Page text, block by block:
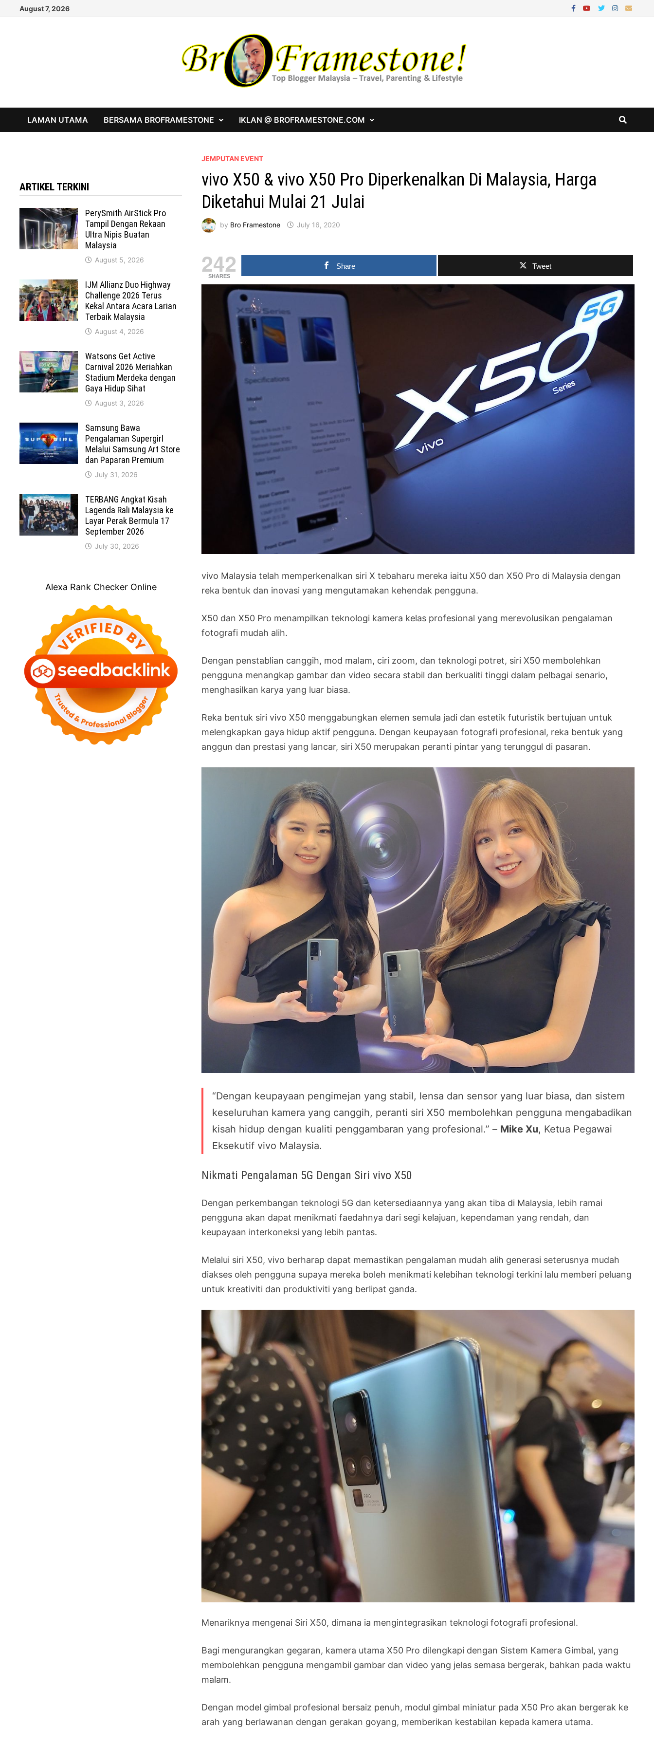
August 7, 2026
LAMAN UTAMA BERSAMA BROFRAMESTONE IKLAN @ BROFRAMESTONE.COM
JEMPUTAN EVENT
vivo X50 & vivo X50 Pro Diperkenalkan Di Malaysia, Harga
Diketahui Mulai 21 Julai
by Bro Framestone July 16, 2020
242
SHARES
Share Tweet
vivo Malaysia telah memperkenalkan siri X tebaharu mereka iaitu X50 dan X50 Pro di Malaysia dengan
reka bentuk dan inovasi yang mengutamakan kehendak pengguna.
X50 dan X50 Pro menampilkan teknologi kamera kelas profesional yang merevolusikan pengalaman
fotografi mudah alih.
Dengan penstablian canggih, mod malam, ciri zoom, dan teknologi potret, siri X50 membolehkan
pengguna menangkap gambar dan video secara stabil dan berkualiti tinggi dalam pelbagai senario,
menghasilkan karya yang luar biasa.
Reka bentuk siri vivo X50 menggabungkan elemen semula jadi dan estetik futuristik bertujuan untuk
melengkapkan gaya hidup aktif pengguna. Dengan keupayaan fotografi profesional, reka bentuk yang
anggun dan prestasi yang lancar, siri X50 merupakan peranti pintar yang terunggul di pasaran.
“Dengan keupayaan pengimejan yang stabil, lensa dan sensor yang luar biasa, dan sistem
keseluruhan kamera yang canggih, peranti siri X50 membolehkan pengguna mengabadikan
kisah hidup dengan kualiti penggambaran yang profesional.” – Mike Xu, Ketua Pegawai
Eksekutif vivo Malaysia.
Nikmati Pengalaman 5G Dengan Siri vivo X50
Dengan perkembangan teknologi 5G dan ketersediaannya yang akan tiba di Malaysia, lebih ramai
pengguna akan dapat menikmati faedahnya dari segi kelajuan, kependaman yang rendah, dan
keupayaan interkoneksi yang lebih pantas.
Melalui siri X50, vivo berharap dapat memastikan pengalaman mudah alih generasi seterusnya mudah
diakses oleh pengguna supaya mereka boleh menikmati kelebihan teknologi terkini lalu memberi peluang
untuk kreativiti dan produktiviti yang berlipat ganda.
Menariknya mengenai Siri X50, dimana ia mengintegrasikan teknologi fotografi profesional.
Bagi mengurangkan gegaran, kamera utama X50 Pro dilengkapi dengan Sistem Kamera Gimbal, yang
membolehkan pengguna mengambil gambar dan video yang jelas semasa bergerak, bahkan pada waktu
malam.
Dengan model gimbal profesional bersaiz penuh, modul gimbal miniatur pada X50 Pro akan bergerak ke
arah yang berlawanan dengan gerakan goyang, memberikan kestabilan kepada kamera utama.
ARTIKEL TERKINI
PerySmith AirStick Pro
Tampil Dengan Rekaan
Ultra Nipis Buatan
Malaysia
August 5, 2026
IJM Allianz Duo Highway
Challenge 2026 Terus
Kekal Antara Acara Larian
Terbaik Malaysia
August 4, 2026
Watsons Get Active
Carnival 2026 Meriahkan
Stadium Merdeka dengan
Gaya Hidup Sihat
August 3, 2026
Samsung Bawa
Pengalaman Supergirl
Melalui Samsung Art Store
dan Paparan Premium
July 31, 2026
TERBANG Angkat Kisah
Lagenda Rali Malaysia ke
Layar Perak Bermula 17
September 2026
July 30, 2026
Alexa Rank Checker Online